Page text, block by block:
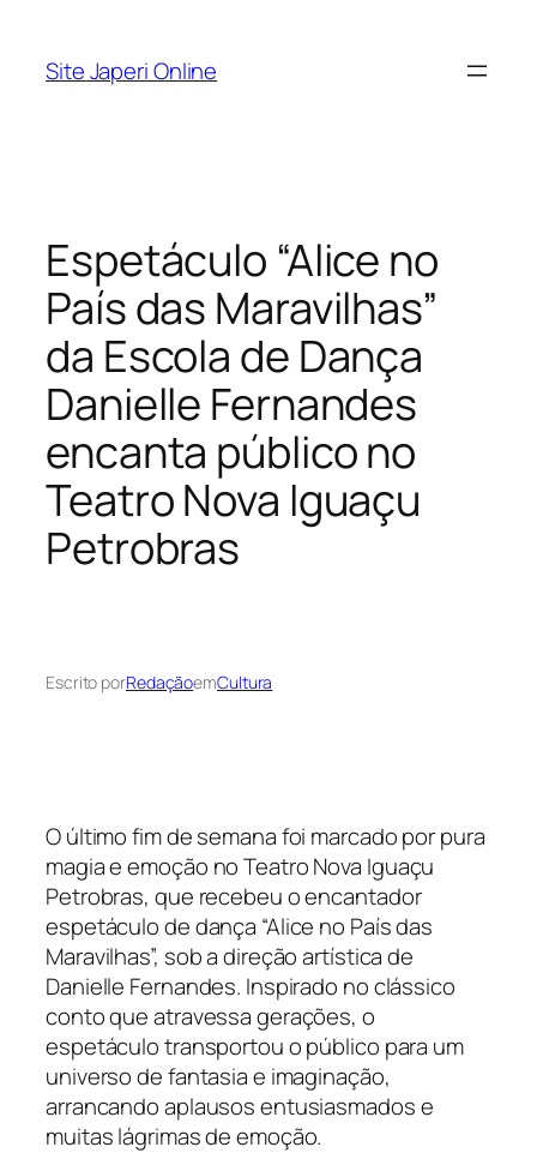
Site Japeri Online
Espetáculo “Alice no
País das Maravilhas”
da Escola de Dança
Danielle Fernandes
encanta público no
Teatro Nova Iguaçu
Petrobras
Escrito porRedaçãoemCultura
O último fim de semana foi marcado por pura
magia e emoção no Teatro Nova Iguaçu
Petrobras, que recebeu o encantador
espetáculo de dança “Alice no País das
Maravilhas”, sob a direção artística de
Danielle Fernandes. Inspirado no clássico
conto que atravessa gerações, o
espetáculo transportou o público para um
universo de fantasia e imaginação,
arrancando aplausos entusiasmados e
muitas lágrimas de emoção.